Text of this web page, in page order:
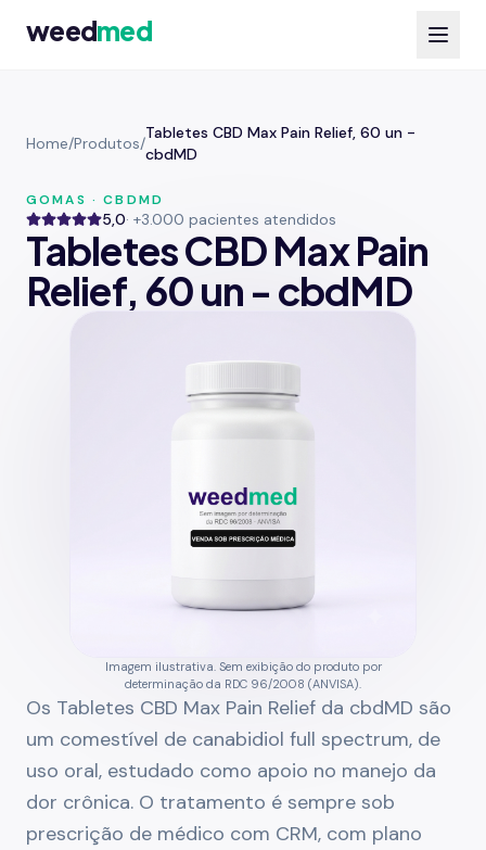
weedmed
Home/Produtos/
Tabletes CBD Max Pain Relief, 60 un -
cbdMD
GOMAS · CBDMD
5,0· +3.000 pacientes atendidos
Tabletes CBD Max Pain
Relief, 60 un - cbdMD
Imagem ilustrativa. Sem exibição do produto por
determinação da RDC 96/2008 (ANVISA).
Os Tabletes CBD Max Pain Relief da cbdMD são
um comestível de canabidiol full spectrum, de
uso oral, estudado como apoio no manejo da
dor crônica. O tratamento é sempre sob
prescrição de médico com CRM, com plano